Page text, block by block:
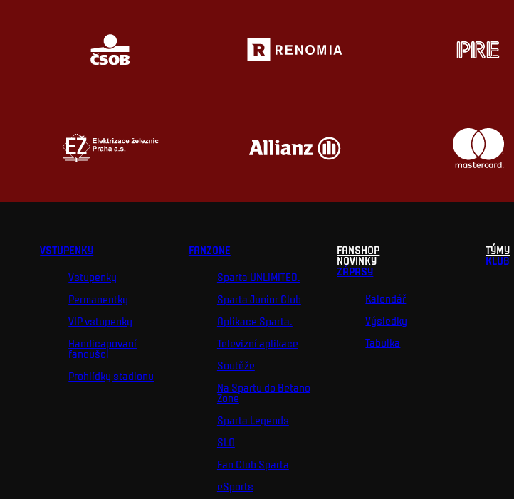
VSTUPENKY
Vstupenky
Permanentky
VIP vstupenky
Handicapovaní
fanoušci
Prohlídky stadionu
FANZONE
Sparta UNLIMITED.
Sparta Junior Club
Aplikace Sparta.
Televizní aplikace
Soutěže
Na Spartu do Betano
Zone
Sparta Legends
SLO
Fan Club Sparta
eSports
FANSHOP
NOVINKY
ZÁPASY
Kalendář
Výsledky
Tabulka
TÝMY
KLUB